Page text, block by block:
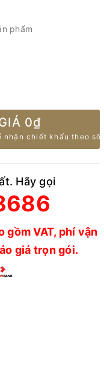
phẩm
0₫
nhận chiết khấu theo số
Hãy gọi
VAT, phí vận
giá trọn gói.